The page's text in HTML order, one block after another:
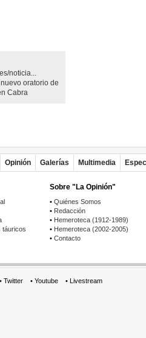
noticia...
oratorio de
Cabra
Opinión Galerías Multimedia
táuricos
Sobre "La Opinión"
• Quiénes Somos
• Redacción
• Hemeroteca (1912-1989)
• Hemeroteca (2002-2005)
• Contacto
Twitter • Youtube • Livestream